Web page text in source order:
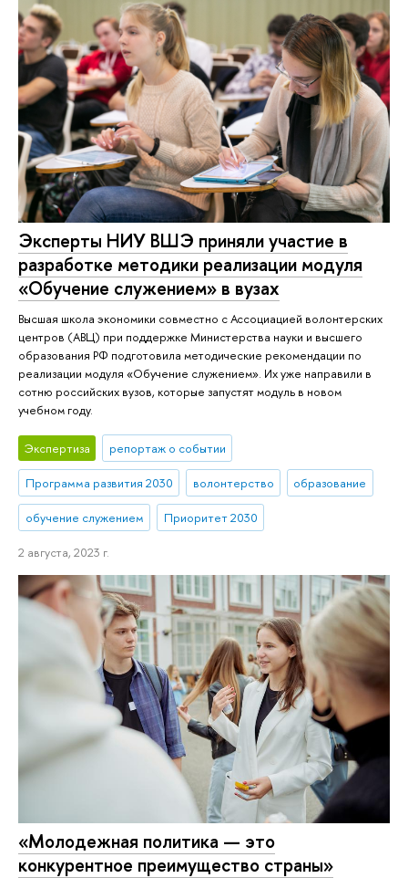
Эксперты НИУ ВШЭ приняли участие в
разработке методики реализации модуля
«Обучение служением» в вузах
Высшая школа экономики совместно с Ассоциацией волонтерских
центров (АВЦ) при поддержке Министерства науки и высшего
образования РФ подготовила методические рекомендации по
реализации модуля «Обучение служением». Их уже направили в
сотню российских вузов, которые запустят модуль в новом
учебном году.
Экспертиза репортаж о событии
Программа развития 2030 волонтерство образование
обучение служением Приоритет 2030
2 августа, 2023 г.
«Молодежная политика — это
конкурентное преимущество страны»